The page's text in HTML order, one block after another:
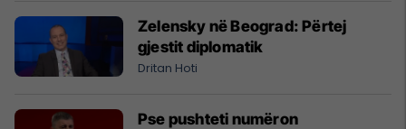
Zelensky në Beograd: Përtej
gjestit diplomatik
Dritan Hoti
Pse pushteti numëron